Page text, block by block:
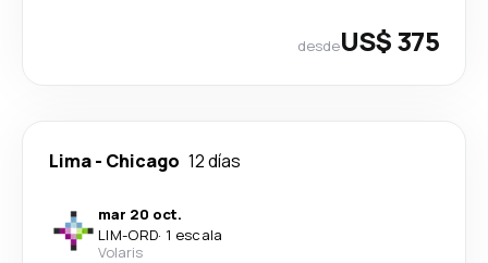
desdeUS$ 375
Lima- Chicago 12 días
mar 20 oct.
LIM-ORD· 1 escala
Volaris